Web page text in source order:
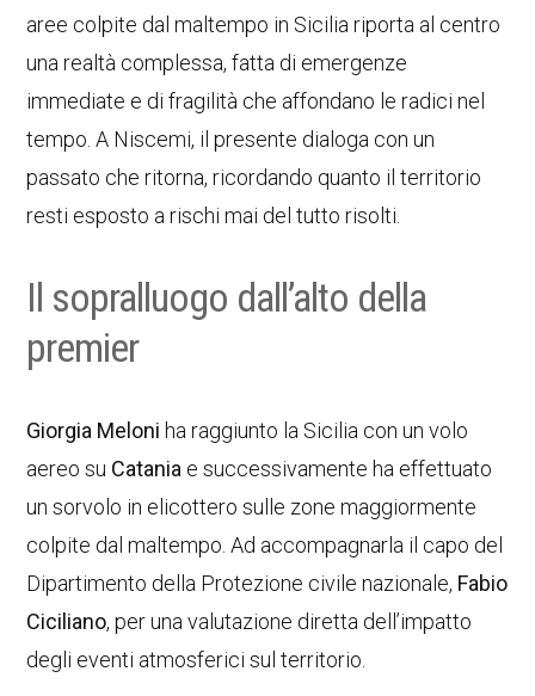
aree colpite dal maltempo in Sicilia riporta al centro
una realtà complessa, fatta di emergenze
immediate e di fragilità che affondano le radici nel
tempo. A Niscemi, il presente dialoga con un
passato che ritorna, ricordando quanto il territorio
resti esposto a rischi mai del tutto risolti.
Il sopralluogo dall’alto della
premier
Giorgia Meloni ha raggiunto la Sicilia con un volo
aereo su Catania e successivamente ha effettuato
un sorvolo in elicottero sulle zone maggiormente
colpite dal maltempo. Ad accompagnarla il capo del
Dipartimento della Protezione civile nazionale, Fabio
Ciciliano, per una valutazione diretta dell’impatto
degli eventi atmosferici sul territorio.